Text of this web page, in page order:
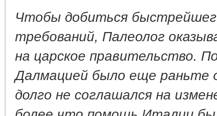
Чтобы добиться
требований, Палеолог
на царское правительство.
Далмацией было еще раньте
долго не соглашался на